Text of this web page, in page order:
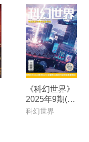
《科幻世界》
2025年9期(电
子杂志)
科幻世界